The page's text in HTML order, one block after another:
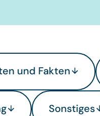
und Fakten
Sonstiges